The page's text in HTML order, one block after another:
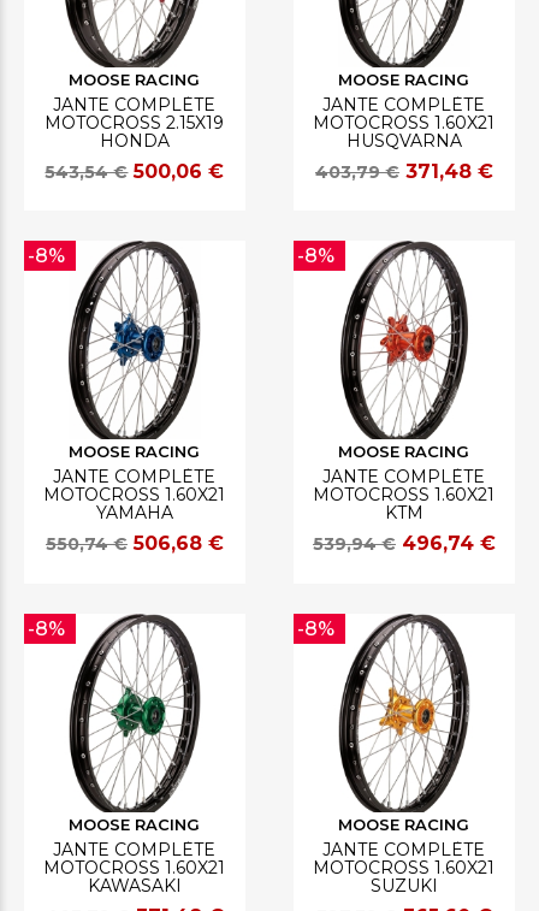
MOOSE RACING
JANTE COMPLÈTE
MOTOCROSS 2.15X19
HONDA
543,54 € 500,06 €
MOOSE RACING
JANTE COMPLÈTE
MOTOCROSS 1.60X21
HUSQVARNA
403,79 € 371,48 €
MOOSE RACING
JANTE COMPLÈTE
MOTOCROSS 1.60X21
YAMAHA
550,74 € 506,68 €
-8%
MOOSE RACING
JANTE COMPLÈTE
MOTOCROSS 1.60X21
KTM
539,94 € 496,74 €
-8%
MOOSE RACING
JANTE COMPLÈTE
MOTOCROSS 1.60X21
KAWASAKI
-8%
MOOSE RACING
JANTE COMPLÈTE
MOTOCROSS 1.60X21
SUZUKI
-8%